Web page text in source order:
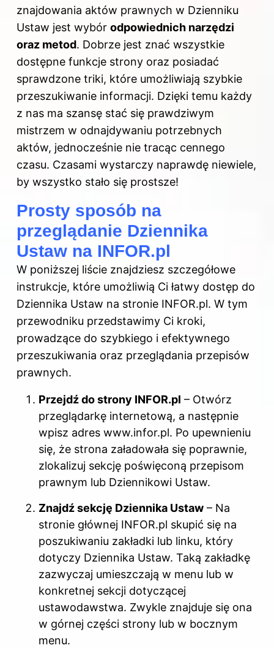
znajdowania aktów prawnych w Dzienniku
Ustaw jest wybór odpowiednich narzędzi
oraz metod. Dobrze jest znać wszystkie
dostępne funkcje strony oraz posiadać
sprawdzone triki, które umożliwiają szybkie
przeszukiwanie informacji. Dzięki temu każdy
z nas ma szansę stać się prawdziwym
mistrzem w odnajdywaniu potrzebnych
aktów, jednocześnie nie tracąc cennego
czasu. Czasami wystarczy naprawdę niewiele,
by wszystko stało się prostsze!
Prosty sposób na
przeglądanie Dziennika
Ustaw na INFOR.pl
W poniższej liście znajdziesz szczegółowe
instrukcje, które umożliwią Ci łatwy dostęp do
Dziennika Ustaw na stronie INFOR.pl. W tym
przewodniku przedstawimy Ci kroki,
prowadzące do szybkiego i efektywnego
przeszukiwania oraz przeglądania przepisów
prawnych.
Przejdź do strony INFOR.pl – Otwórz
przeglądarkę internetową, a następnie
wpisz adres www.infor.pl. Po upewnieniu
się, że strona załadowała się poprawnie,
zlokalizuj sekcję poświęconą przepisom
prawnym lub Dziennikowi Ustaw.
Znajdź sekcję Dziennika Ustaw – Na
stronie głównej INFOR.pl skupić się na
poszukiwaniu zakładki lub linku, który
dotyczy Dziennika Ustaw. Taką zakładkę
zazwyczaj umieszczają w menu lub w
konkretnej sekcji dotyczącej
ustawodawstwa. Zwykle znajduje się ona
w górnej części strony lub w bocznym
menu.